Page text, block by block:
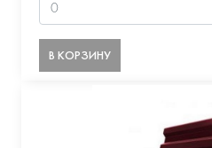
В КОРЗИНУ